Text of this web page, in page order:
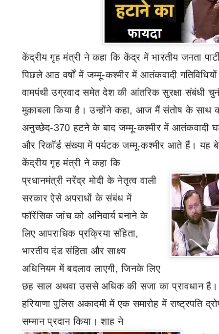
केंद्रीय गृह मंत्री ने कहा कि केंद्र में भारतीय जनता
पिछले आठ वर्षों में जम्मू-कश्मीर में आतंकवादी गतिविधियों
वामपंथी उग्रवाद समेत देश की आंतरिक सुरक्षा संबंधी
मुकाबला किया है। उन्होंने कहा, आज मैं संतोष के साथ
अनुच्छेद-370 हटने के बाद जम्मू-कश्मीर में आतंकवादी
और रिकॉर्ड संख्या में पर्यटक जम्मू-कश्मीर आते हैं। यह
केंद्रीय गृह मंत्री ने कहा कि
प्रधानमंत्री नरेंद्र मोदी के नेतृत्व वाली
सरकार ऐसे अपराधों के संबंध में
फॉरेंसिक जांच को अनिवार्य बनाने के
लिए आपराधिक प्रक्रिया संहिता,
भारतीय दंड संहिता और साक्ष्य
अधिनियम में बदलाव लाएगी,जिनके लिए
छह साल अथवा उससे अधिक की सजा का प्रावधान
हरियाणा पुलिस अकादमी में एक समारोह में राष्ट्रपति
सम्मान प्रदान किया। शाह ने